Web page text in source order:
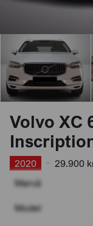
Volvo XC
2020 29.900
Marcă
Model